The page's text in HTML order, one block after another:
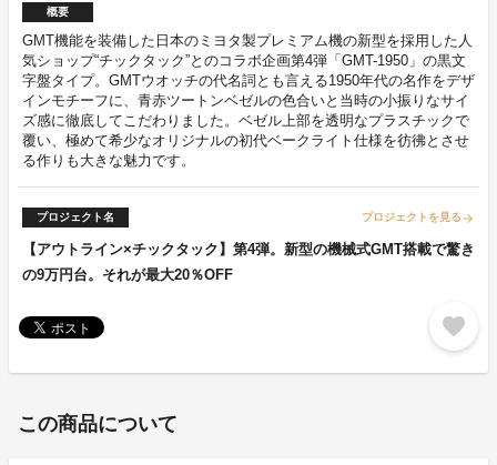
概要
GMT機能を装備した日本のミヨタ製プレミアム機の新型を採用した人
気ショップ“チックタック”とのコラボ企画第4弾「GMT-1950」の黒文
字盤タイプ。GMTウオッチの代名詞とも言える1950年代の名作をデザ
インモチーフに、青赤ツートンベゼルの色合いと当時の小振りなサイ
ズ感に徹底してこだわりました。ベゼル上部を透明なプラスチックで
覆い、極めて希少なオリジナルの初代ベークライト仕様を彷彿とさせ
る作りも大きな魅力です。
プロジェクト名 プロジェクトを見る arrow_forward
【アウトライン×チックタック】第4弾。新型の機械式GMT搭載で驚き
の9万円台。それが最大20％OFF
favorite
この商品について